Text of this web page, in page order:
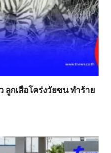
ลูกเสือโคร่งวัยซน ทำร้าย